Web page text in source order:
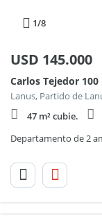
1/8
USD 145.000
Carlos Tejedor 100
Lanus, Partido de
47 m² cubie.
Departamento de 2